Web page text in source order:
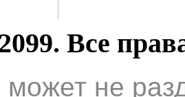
Все
может не